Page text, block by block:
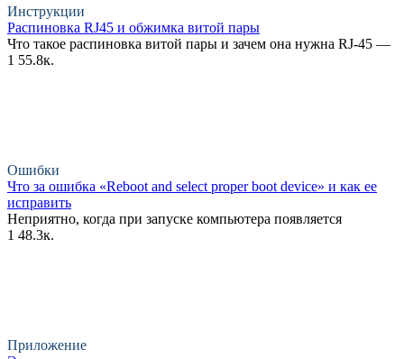
Инструкции
Распиновка RJ45 и обжимка витой пары
Что такое распиновка витой пары и зачем она нужна RJ-45 —
1 55.8к.
Ошибки
Что за ошибка «Reboot and select proper boot device» и как ее
исправить
Неприятно, когда при запуске компьютера появляется
1 48.3к.
Приложение